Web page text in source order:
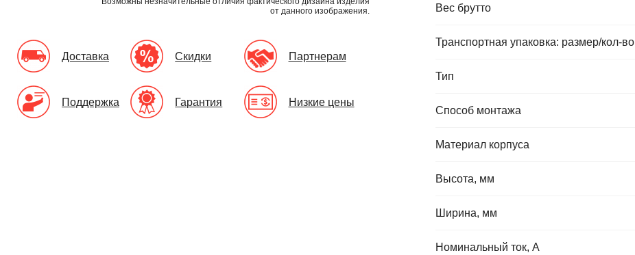
от данного изображения.
Доставка Скидки Партнерам
Поддержка Гарантия Низкие цены
Вес брутто
Транспортная упаковка: размер/кол-во
Тип
Способ монтажа
Материал корпуса
Высота, мм
Ширина, мм
Номинальный ток, А